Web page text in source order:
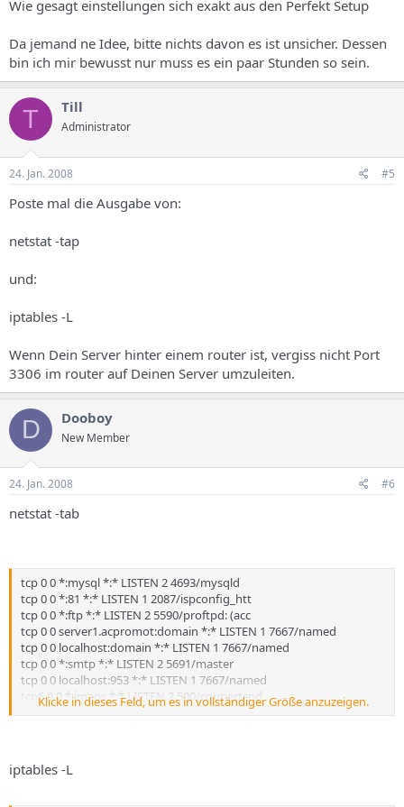
Wie gesagt einstellungen sich exakt aus den Perfekt Setup
Da jemand ne Idee, bitte nichts davon es ist unsicher. Dessen
bin ich mir bewusst nur muss es ein paar Stunden so sein.
T Till
Administrator
24. Jan. 2008 #5
Poste mal die Ausgabe von:
netstat -tap
und:
iptables -L
Wenn Dein Server hinter einem router ist, vergiss nicht Port
3306 im router auf Deinen Server umzuleiten.
D Dooboy
New Member
24. Jan. 2008 #6
netstat -tab
tcp 0 0 *:mysql *:* LISTEN 2 4693/mysqld
tcp 0 0 *:81 *:* LISTEN 1 2087/ispconfig_htt
tcp 0 0 *:ftp *:* LISTEN 2 5590/proftpd: (acc
tcp 0 0 server1.acpromot:domain *:* LISTEN 1 7667/named
tcp 0 0 localhost:domain *:* LISTEN 1 7667/named
tcp 0 0 *:smtp *:* LISTEN 2 5691/master
tcp 0 0 localhost:953 *:* LISTEN 1 7667/named
tcp6 0 0 *:imaps *:* LISTEN 2 500/couriertcpd
tcp6 0 0 *:www *:* LISTEN 1 2117/apache2
Klicke in dieses Feld, um es in vollständiger Größe anzuzeigen.
iptables -L